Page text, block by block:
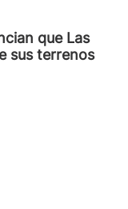
que Las
sus terrenos